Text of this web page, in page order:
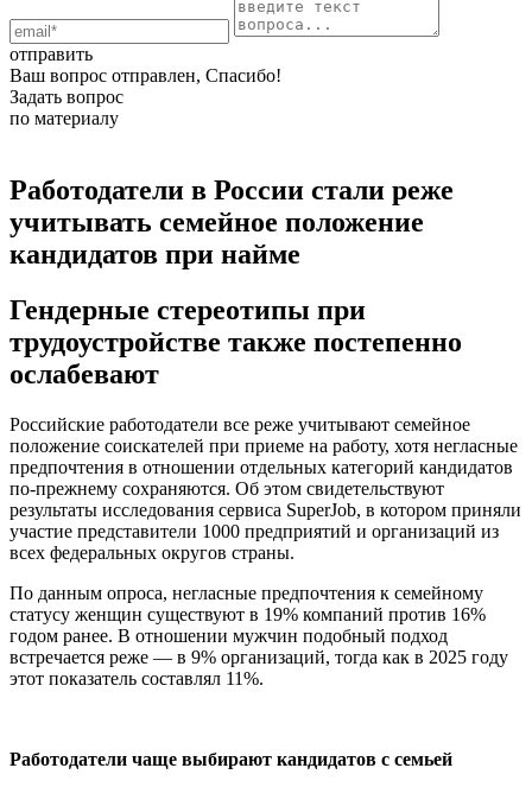
отправить
Ваш вопрос отправлен, Спасибо!
Задать вопрос
по материалу
Работодатели в России стали реже
учитывать семейное положение
кандидатов при найме
Гендерные стереотипы при
трудоустройстве также постепенно
ослабевают
Российские работодатели все реже учитывают семейное
положение соискателей при приеме на работу, хотя негласные
предпочтения в отношении отдельных категорий кандидатов
по-прежнему сохраняются. Об этом свидетельствуют
результаты исследования сервиса SuperJob, в котором приняли
участие представители 1000 предприятий и организаций из
всех федеральных округов страны.
По данным опроса, негласные предпочтения к семейному
статусу женщин существуют в 19% компаний против 16%
годом ранее. В отношении мужчин подобный подход
встречается реже — в 9% организаций, тогда как в 2025 году
этот показатель составлял 11%.
Работодатели чаще выбирают кандидатов с семьей